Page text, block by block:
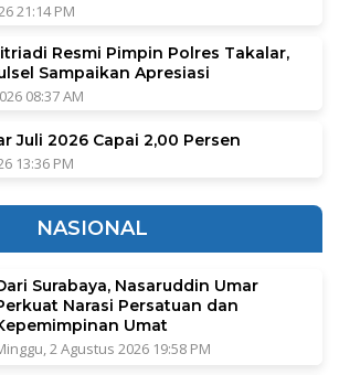
21:14 PM
Resmi Pimpin Polres Takalar,
Sampaikan Apresiasi
08:37 AM
Juli 2026 Capai 2,00 Persen
13:36 PM
NASIONAL
Surabaya, Nasaruddin Umar
Narasi Persatuan dan
Umat
2 Agustus 2026 19:58 PM